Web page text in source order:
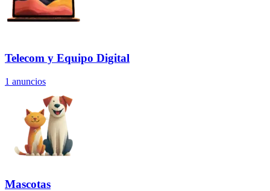
Telecom y Equipo Digital
1 anuncios
Mascotas